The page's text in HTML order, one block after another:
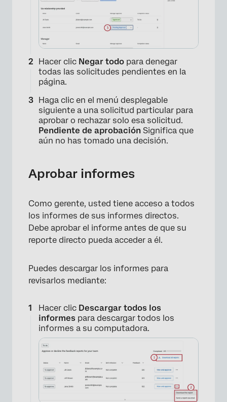
Hacer clic Negar todo para denegar
todas las solicitudes pendientes en la
página.
Haga clic en el menú desplegable
siguiente a una solicitud particular para
aprobar o rechazar solo esa solicitud.
Pendiente de aprobación Significa que
aún no has tomado una decisión.
Aprobar informes
Como gerente, usted tiene acceso a todos
los informes de sus informes directos.
Debe aprobar el informe antes de que su
reporte directo pueda acceder a él.
Puedes descargar los informes para
revisarlos mediante:
Hacer clic Descargar todos los
informes para descargar todos los
informes a su computadora.